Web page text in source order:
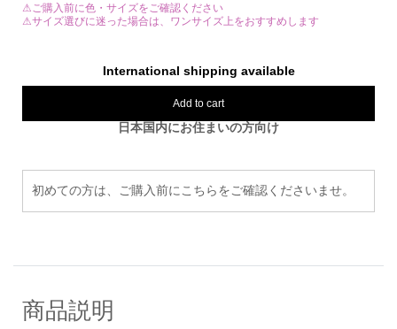
⚠ご購入前に色・サイズをご確認ください
⚠サイズ選びに迷った場合は、ワンサイズ上をおすすめします
International shipping available
Add to cart
日本国内にお住まいの方向け
初めての方は、ご購入前にこちらをご確認くださいませ。
商品説明